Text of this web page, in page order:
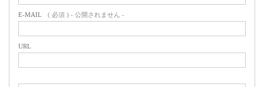
E-MAIL ( 必須 ) - 公開されません -
URL